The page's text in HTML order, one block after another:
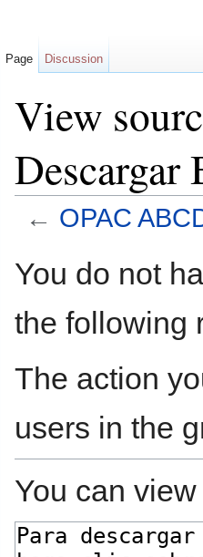
View
Descargar
← OPAC
You do not
the following
The action
users in the
You can
Page Discussion